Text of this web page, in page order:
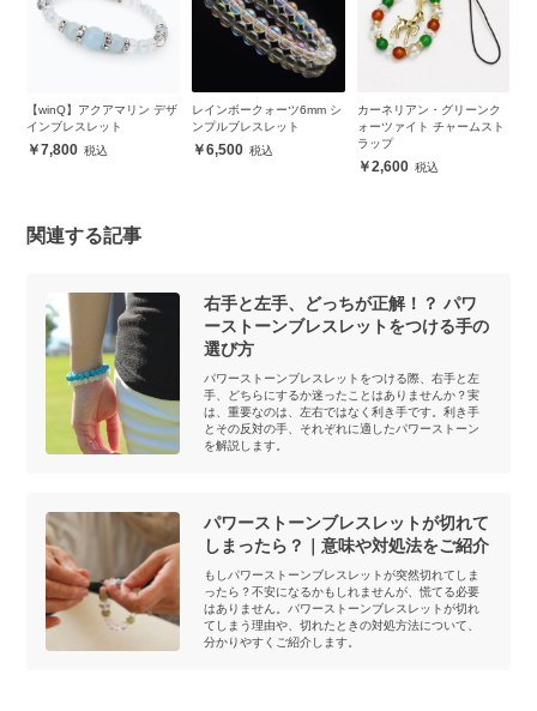
【winQ】アクアマリン デザ
インブレスレット
7,800
レインボークォーツ6mm シ
ンプルブレスレット
6,500
カーネリアン・グリーンク
ォーツァイト チャームスト
ラップ
2,600
関連する記事
右手と左手、どっちが正解！？ パワ
ーストーンブレスレットをつける手の
選び方
パワーストーンブレスレットをつける際、右手と左
手、どちらにするか迷ったことはありませんか？実
は、重要なのは、左右ではなく利き手です。利き手
とその反対の手、それぞれに適したパワーストーン
を解説します。
パワーストーンブレスレットが切れて
しまったら？｜意味や対処法をご紹介
もしパワーストーンブレスレットが突然切れてしま
ったら？不安になるかもしれませんが、慌てる必要
はありません。パワーストーンブレスレットが切れ
てしまう理由や、切れたときの対処方法について、
分かりやすくご紹介します。